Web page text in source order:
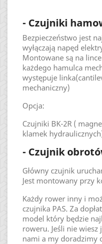
- Czujniki
Bezpieczeństwo jest
wyłączają napęd
Montowane są na
każdego hamulca
występuje
mechaniczny)
Opcja:
Czujniki BK-2R (
klamek
- Czujnik
Główny czujnik
Jest montowany przy
Każdy rower inny i
czujnika PAS. Za
model który będzie
roweru. Jeśli nie
nami a my doradzimy